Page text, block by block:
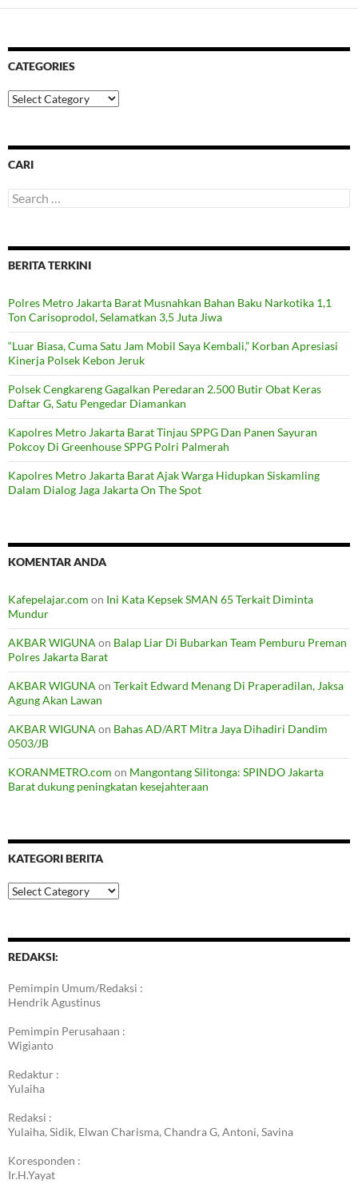
CATEGORIES
Categories
CARI
Search
for:
BERITA TERKINI
Polres Metro Jakarta Barat Musnahkan Bahan Baku Narkotika 1,1
Ton Carisoprodol, Selamatkan 3,5 Juta Jiwa
“Luar Biasa, Cuma Satu Jam Mobil Saya Kembali,” Korban Apresiasi
Kinerja Polsek Kebon Jeruk
Polsek Cengkareng Gagalkan Peredaran 2.500 Butir Obat Keras
Daftar G, Satu Pengedar Diamankan
Kapolres Metro Jakarta Barat Tinjau SPPG Dan Panen Sayuran
Pokcoy Di Greenhouse SPPG Polri Palmerah
Kapolres Metro Jakarta Barat Ajak Warga Hidupkan Siskamling
Dalam Dialog Jaga Jakarta On The Spot
KOMENTAR ANDA
Kafepelajar.com on Ini Kata Kepsek SMAN 65 Terkait Diminta
Mundur
AKBAR WIGUNA on Balap Liar Di Bubarkan Team Pemburu Preman
Polres Jakarta Barat
AKBAR WIGUNA on Terkait Edward Menang Di Praperadilan, Jaksa
Agung Akan Lawan
AKBAR WIGUNA on Bahas AD/ART Mitra Jaya Dihadiri Dandim
0503/JB
KORANMETRO.com on Mangontang Silitonga: SPINDO Jakarta
Barat dukung peningkatan kesejahteraan
KATEGORI BERITA
Kategori
Berita
REDAKSI:
Pemimpin Umum/Redaksi :
Hendrik Agustinus
Pemimpin Perusahaan :
Wigianto
Redaktur :
Yulaiha
Redaksi :
Yulaiha, Sidik, Elwan Charisma, Chandra G, Antoni, Savina
Koresponden :
Ir.H.Yayat